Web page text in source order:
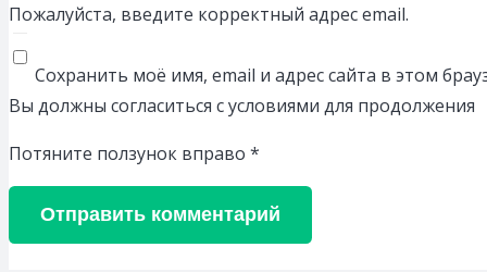
Пожалуйста, введите корректный адрес email.
Сохранить моё имя, email и адрес сайта в этом
Вы должны согласиться с условиями для продолжения
Потяните ползунок вправо *
Отправить комментарий